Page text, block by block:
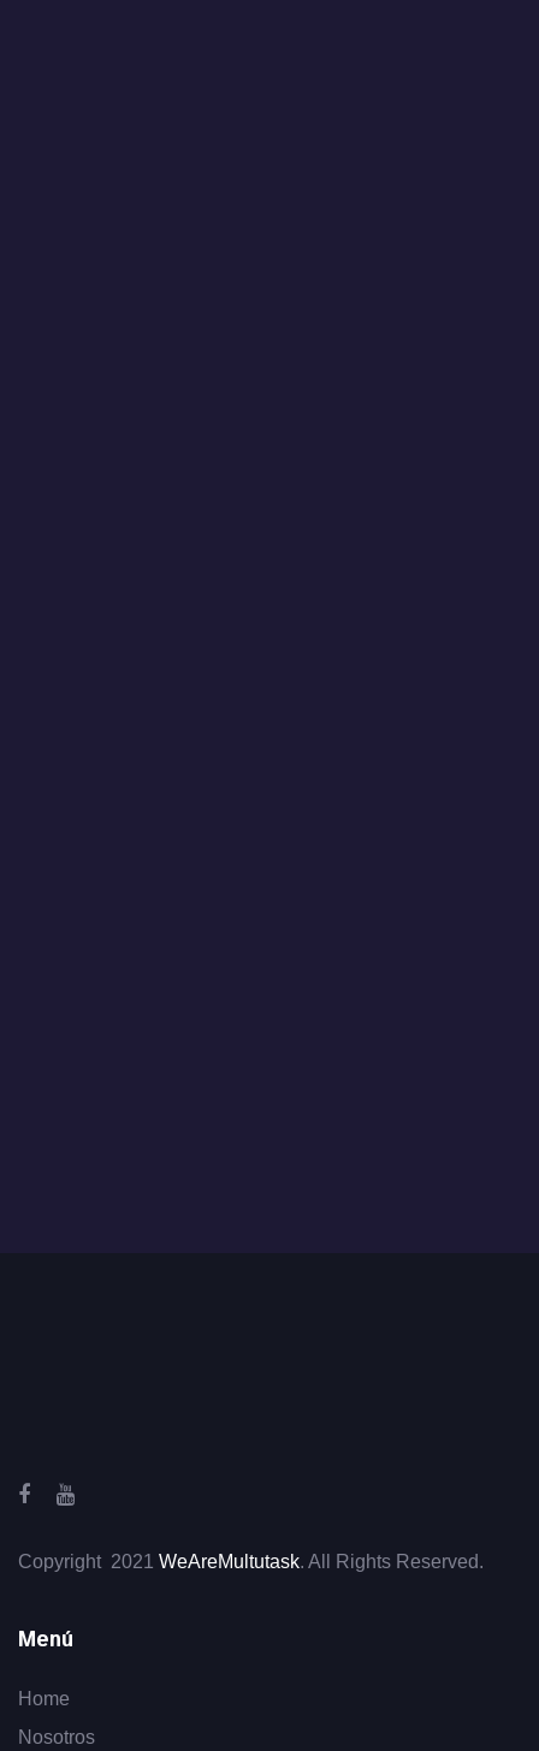
Copyright 2021 WeAreMultutask. All Rights Reserved.
Menú
Home
Nosotros